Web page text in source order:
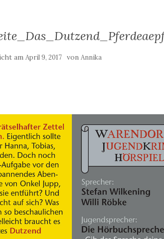
amApril 9, 2017 vonAnnika